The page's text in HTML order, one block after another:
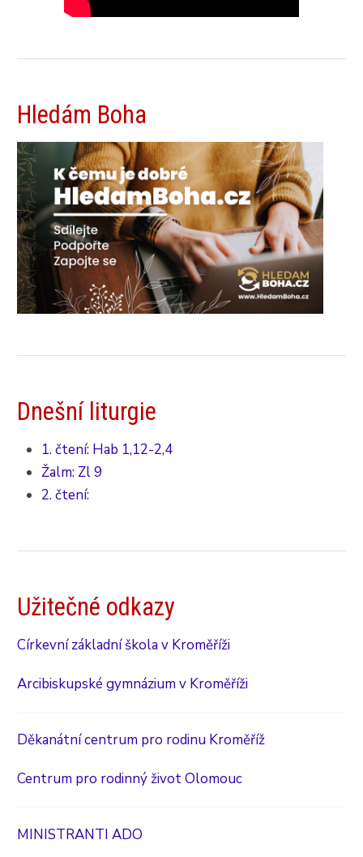
Hledám Boha
Dnešní liturgie
1. čtení: Hab 1,12-2,4
Žalm: Zl 9
2. čtení:
Užitečné odkazy
Církevní základní škola v Kroměříži
Arcibiskupské gymnázium v Kroměříži
Děkanátní centrum pro rodinu Kroměříž
Centrum pro rodinný život Olomouc
MINISTRANTI ADO